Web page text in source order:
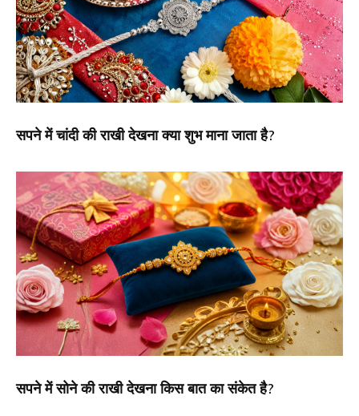
सपने में चांदी की राखी देखना क्या शुभ माना जाता है?
सपने में सोने की राखी देखना किस बात का संकेत है?